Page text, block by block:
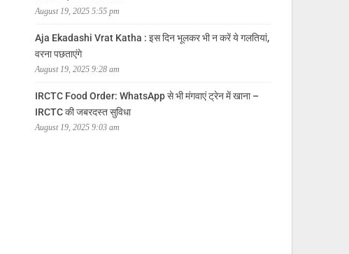
August 19, 2025 5:55 pm
Aja Ekadashi Vrat Katha : इस दिन भूलकर भी न करें ये गलतियां,
वरना पछताएंगे
August 19, 2025 9:28 am
IRCTC Food Order: WhatsApp से भी मंगवाएं ट्रेन में खाना –
IRCTC की जबरदस्त सुविधा
August 19, 2025 9:03 am